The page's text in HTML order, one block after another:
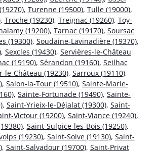
, Turenne (19500), Tulle (19000),
, Troche (19230), Treignac (19260), Toy-
(19200), Tarnac (19170), Soursac
(19300), Soudaine-Lavinadière (19370),
, Sexcles (19430), Servières-le-Château
(19190), Sérandon (19160), Seilhac
le-Château (19230), Sarroux (19110),
, Salon-la-Tour (19510), Sainte-Marie-
, Sainte-Fortunade (19490), Sainte-
, Saint-Yrieix-le-Déjalat (19300), Saint-
Victour (19200), Saint-Viance (19240),
, Saint-Sulpice-les-Bois (19250),
(19230), Saint-Solve (19130), Saint-
, Saint-Salvadour (19700), Saint-Privat